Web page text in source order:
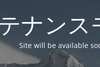
ナンス
Site will be available